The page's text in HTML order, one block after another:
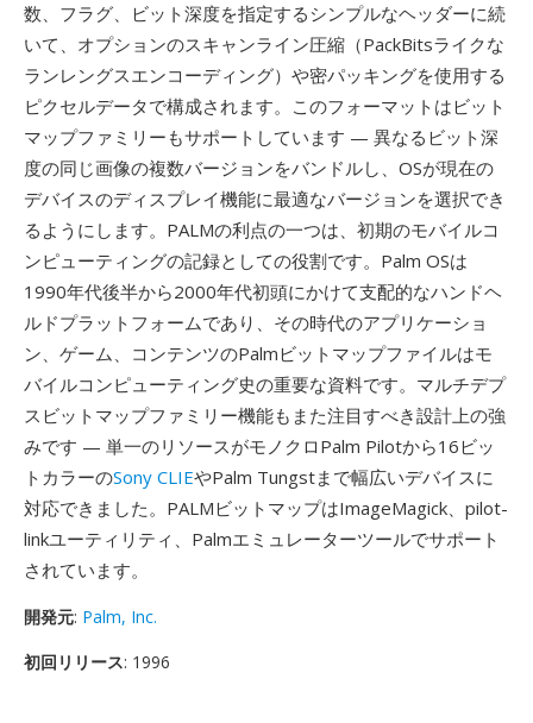
数、フラグ、ビット深度を指定するシンプルなヘッダーに続
いて、オプションのスキャンライン圧縮（PackBitsライクな
ランレングスエンコーディング）や密パッキングを使用する
ピクセルデータで構成されます。このフォーマットはビット
マップファミリーもサポートしています — 異なるビット深
度の同じ画像の複数バージョンをバンドルし、OSが現在の
デバイスのディスプレイ機能に最適なバージョンを選択でき
るようにします。PALMの利点の一つは、初期のモバイルコ
ンピューティングの記録としての役割です。Palm OSは
1990年代後半から2000年代初頭にかけて支配的なハンドヘ
ルドプラットフォームであり、その時代のアプリケーショ
ン、ゲーム、コンテンツのPalmビットマップファイルはモ
バイルコンピューティング史の重要な資料です。マルチデプ
スビットマップファミリー機能もまた注目すべき設計上の強
みです — 単一のリソースがモノクロPalm Pilotから16ビッ
トカラーのSony CLIEやPalm Tungstまで幅広いデバイスに
対応できました。PALMビットマップはImageMagick、pilot-
linkユーティリティ、Palmエミュレーターツールでサポート
されています。
開発元: Palm, Inc.
初回リリース: 1996